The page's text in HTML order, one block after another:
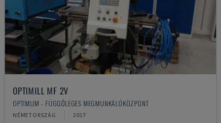
OPTIMILL MF 2V
OPTIMUM - FÜGGŐLEGES MEGMUNKÁLÓKÖZPONT
NÉMETORSZÁG 2017